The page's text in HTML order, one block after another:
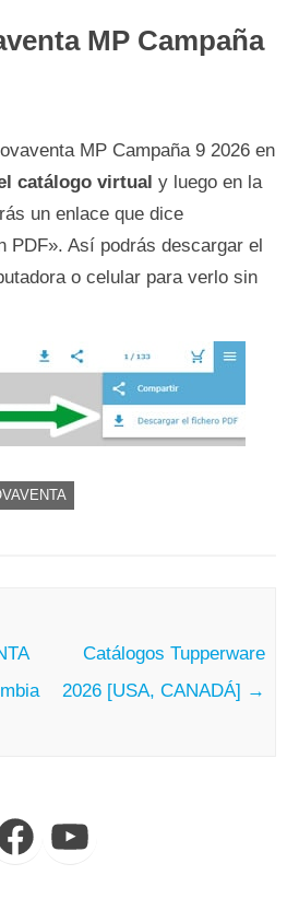
MP Campaña
MP Campaña 9 2026 en
catálogo virtual y luego en la
un enlace que dice
PDF». Así podrás descargar el
o celular para verlo sin
Catálogos Tupperware
2026 [USA, CANADÁ] →
YouTube